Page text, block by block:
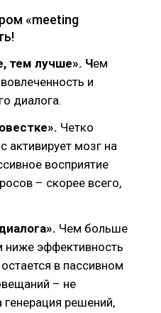
«meeting
тем лучше». Чем
и
диалога.
Четко
активирует мозг на
восприятие
– скорее всего,
Чем больше
ниже эффективность
в пассивном
– не
решений,